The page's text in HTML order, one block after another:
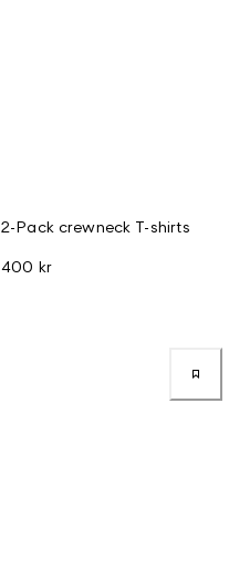
2-Pack crewneck T-shirts
400 kr